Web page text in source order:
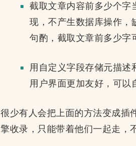
截取文章内容前多少个
现，不产生数据库操作，
句酌，截取文章前多少字
用自定义字段存储元描述
用户界面更加友好，可以
很少有人会把上面的方法变成插
擎收录，只能带着他们一起走，